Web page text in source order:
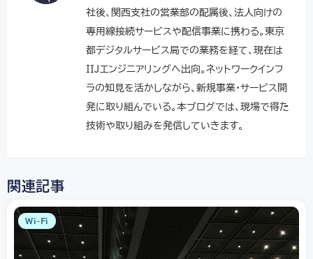
社後、関西支社の営業部の配属後、法人向けの
専用線接続サービスや配信事業に携わる。東京
都デジタルサービス局での業務を経て、現在は
IIJエンジニアリングへ出向。ネットワークインフ
ラの知見を活かしながら、新規事業・サービス開
発に取り組んでいる。本ブログでは、現場で得た
技術や取り組みを発信していきます。
関連記事
Wi-Fi